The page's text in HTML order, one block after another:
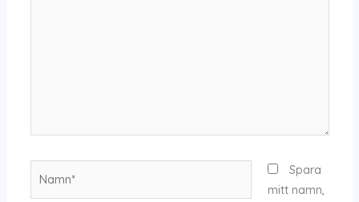
Spara
mitt namn,